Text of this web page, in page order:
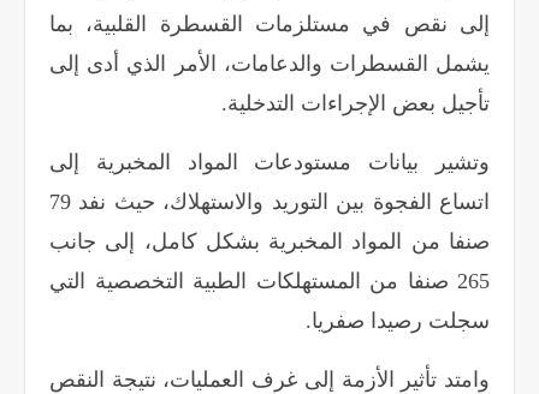
إلى نقص في مستلزمات القسطرة القلبية، بما
يشمل القسطرات والدعامات، الأمر الذي أدى إلى
تأجيل بعض الإجراءات التدخلية.
وتشير بيانات مستودعات المواد المخبرية إلى
اتساع الفجوة بين التوريد والاستهلاك، حيث نفد 79
صنفا من المواد المخبرية بشكل كامل، إلى جانب
265 صنفا من المستهلكات الطبية التخصصية التي
سجلت رصيدا صفريا.
وامتد تأثير الأزمة إلى غرف العمليات، نتيجة النقص